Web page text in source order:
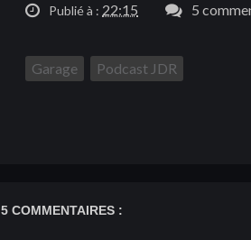
Publié à : 22:15 5
Garage Podcast JDR
5 COMMENTAIRES :